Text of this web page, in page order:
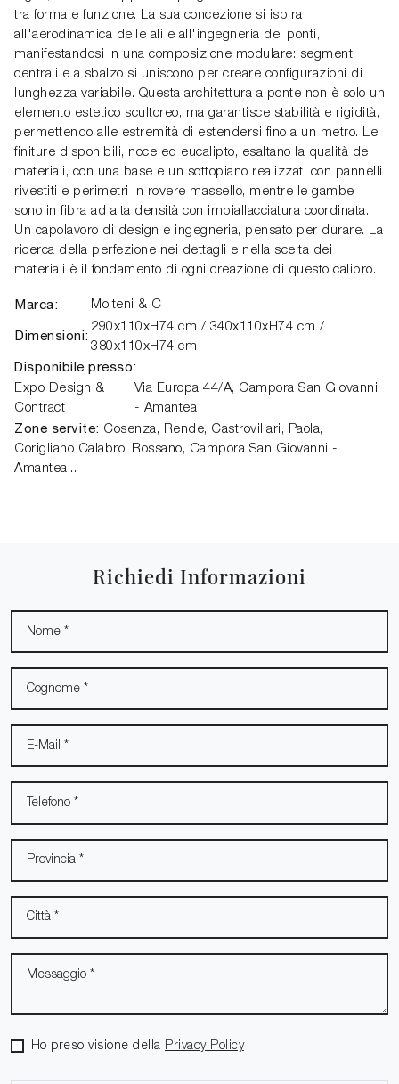
tra forma e funzione. La sua concezione si ispira
all'aerodinamica delle ali e all'ingegneria dei ponti,
manifestandosi in una composizione modulare: segmenti
centrali e a sbalzo si uniscono per creare configurazioni di
lunghezza variabile. Questa architettura a ponte non è solo un
elemento estetico scultoreo, ma garantisce stabilità e rigidità,
permettendo alle estremità di estendersi fino a un metro. Le
finiture disponibili, noce ed eucalipto, esaltano la qualità dei
materiali, con una base e un sottopiano realizzati con pannelli
rivestiti e perimetri in rovere massello, mentre le gambe
sono in fibra ad alta densità con impiallacciatura coordinata.
Un capolavoro di design e ingegneria, pensato per durare. La
ricerca della perfezione nei dettagli e nella scelta dei
materiali è il fondamento di ogni creazione di questo calibro.
Marca: Molteni & C
Dimensioni:
290x110xH74 cm / 340x110xH74 cm /
380x110xH74 cm
Disponibile presso:
Expo Design &
Contract
Via Europa 44/A, Campora San Giovanni
- Amantea
Zone servite: Cosenza, Rende, Castrovillari, Paola,
Corigliano Calabro, Rossano, Campora San Giovanni -
Amantea...
Richiedi Informazioni
Ho preso visione della Privacy Policy